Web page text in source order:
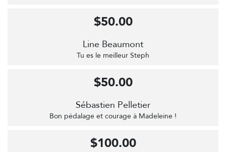
Line Beaumont
Tu es le meilleur Steph
$50.00
Sébastien Pelletier
Bon pédalage et courage à Madeleine !
$50.00
$100.00